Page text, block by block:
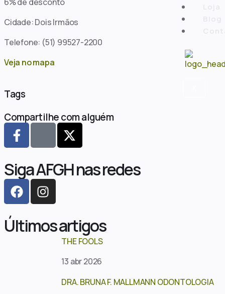
Cidade: Dois Irmãos
Telefone: (51) 99527-2200
Veja no mapa
Tags
Compartilhe com alguém
Siga AFGH nas redes
Últimos artigos
THE FOOLS
13 abr 2026
DRA. BRUNA F. MALLMANN ODONTOLOGIA